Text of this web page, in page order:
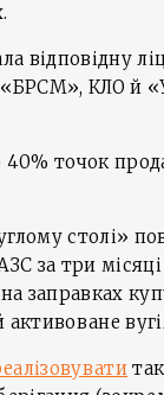
відповідну
КЛО й
40% точок
столі»
за три
заправках